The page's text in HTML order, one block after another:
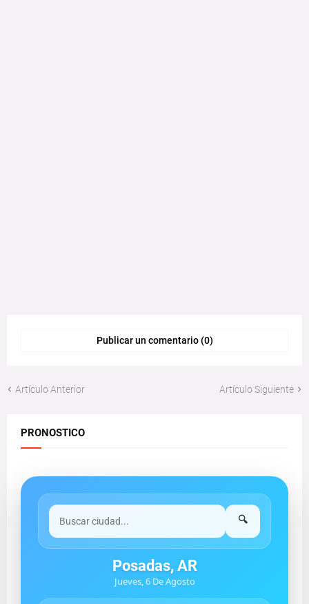
Publicar un comentario (0)
Artículo Anterior Artículo Siguiente
PRONOSTICO
🔍
Posadas, AR
Jueves, 6 De Agosto